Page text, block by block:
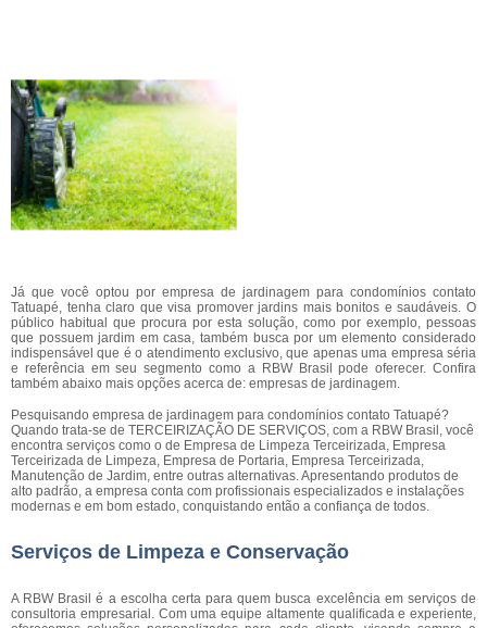
Já que você optou por empresa de jardinagem para condomínios contato
Tatuapé, tenha claro que visa promover jardins mais bonitos e saudáveis. O
público habitual que procura por esta solução, como por exemplo, pessoas
que possuem jardim em casa, também busca por um elemento considerado
indispensável que é o atendimento exclusivo, que apenas uma empresa séria
e referência em seu segmento como a RBW Brasil pode oferecer. Confira
também abaixo mais opções acerca de: empresas de jardinagem.
Pesquisando empresa de jardinagem para condomínios contato Tatuapé?
Quando trata-se de TERCEIRIZAÇÃO DE SERVIÇOS, com a RBW Brasil, você
encontra serviços como o de Empresa de Limpeza Terceirizada, Empresa
Terceirizada de Limpeza, Empresa de Portaria, Empresa Terceirizada,
Manutenção de Jardim, entre outras alternativas. Apresentando produtos de
alto padrão, a empresa conta com profissionais especializados e instalações
modernas e em bom estado, conquistando então a confiança de todos.
Serviços de Limpeza e Conservação
A RBW Brasil é a escolha certa para quem busca excelência em serviços de
consultoria empresarial. Com uma equipe altamente qualificada e experiente,